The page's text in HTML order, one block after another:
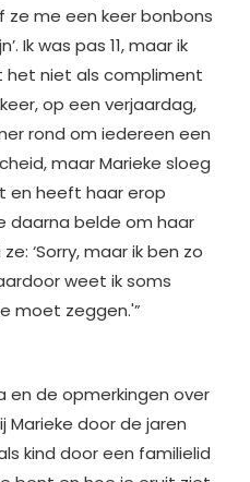
me een keer bonbons
Ik was pas 11, maar ik
het niet als compliment
op een verjaardag,
rond om iedereen een
maar Marieke sloeg
en heeft haar erop
daarna belde om haar
‘Sorry, maar ik ben zo
weet ik soms
moet zeggen.'”
en de opmerkingen over
Marieke door de jaren
kind door een familielid